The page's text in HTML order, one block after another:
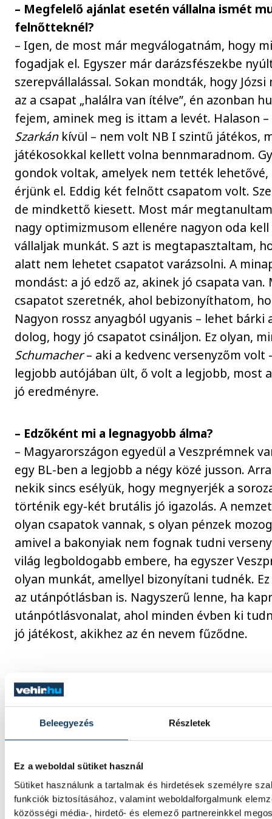
Beleegyezés Részletek
Ez a weboldal sütiket használ
Sütiket használunk a tartalmak és hirdetések személyre
funkciók biztosításához, valamint weboldalforgalmunk
közösségi média-, hirdető- és elemező partnereinkkel
– Megfelelő ajánlat esetén vállalna ismét
felnőtteknél?
– Igen, de most már megválogatnám, hogy
fogadjak el. Egyszer már darázsfészekbe
szerepvállalással. Sokan mondták, hogy
az a csapat „halálra van ítélve”, én azonban
fejem, aminek meg is ittam a levét. Halason –
Szarkán kívül – nem volt NB I szintű játékos,
játékosokkal kellett volna bennmaradnom.
gondok voltak, amelyek nem tették
érjünk el. Eddig két felnőtt csapatom volt.
de mindkettő kiesett. Most már
nagy optimizmusom ellenére nagyon oda
vállaljak munkát. S azt is megtapasztaltam,
alatt nem lehetet csapatot varázsolni. A
mondást: a jó edző az, akinek jó csapata
csapatot szeretnék, ahol bebizonyíthatom,
Nagyon rossz anyagból ugyanis – lehet bárki
dolog, hogy jó csapatot csináljon. Ez olyan,
Schumacher– aki a kedvenc versenyzőm volt
legjobb autójában ült, ő volt a legjobb, most
jó eredményre.
– Edzőként mi a legnagyobb álma?
– Magyarországon egyedül a Veszprémnek
egy BL-ben a legjobb a négy közé jusson.
nekik sincs esélyük, hogy megnyerjék a
történik egy-két brutális jó igazolás. A
olyan csapatok vannak, s olyan pénzek
amivel a bakonyiak nem fognak tudni
világ legboldogabb embere, ha egyszer
olyan munkát, amellyel bizonyítani tudnék.
az utánpótlásban is. Nagyszerű lenne, ha
utánpótlásvonalat, ahol minden évben ki
jó játékost, akikhez az én nevem fűződne.
kézilabda
Zatkalik
Dávid